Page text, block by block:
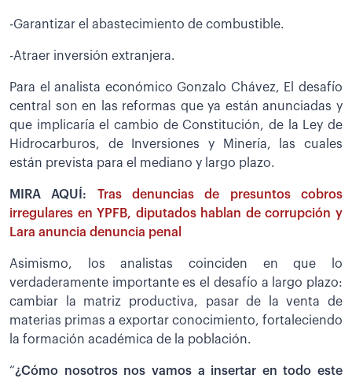
-Garantizar el abastecimiento de combustible.
-Atraer inversión extranjera.
Para el analista económico Gonzalo Chávez, El desafío
central son en las reformas que ya están anunciadas y
que implicaría el cambio de Constitución, de la Ley de
Hidrocarburos, de Inversiones y Minería, las cuales
están prevista para el mediano y largo plazo.
MIRA AQUÍ: Tras denuncias de presuntos cobros
irregulares en YPFB, diputados hablan de corrupción y
Lara anuncia denuncia penal
Asimismo, los analistas coinciden en que lo
verdaderamente importante es el desafío a largo plazo:
cambiar la matriz productiva, pasar de la venta de
materias primas a exportar conocimiento, fortaleciendo
la formación académica de la población.
“¿Cómo nosotros nos vamos a insertar en todo este